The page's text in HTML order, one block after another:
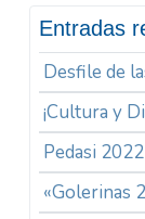
Entradas
Desfile de
¡Cultura y
Pedasi
«Golerinas